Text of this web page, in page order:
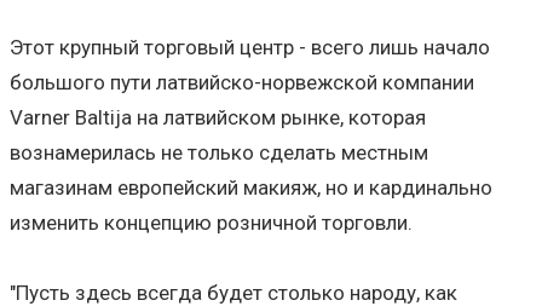
Этот крупный торговый центр - всего лишь начало
большого пути латвийско-норвежской компании
Varner Baltija на латвийском рынке, которая
вознамерилась не только сделать местным
магазинам европейский макияж, но и кардинально
изменить концепцию розничной торговли.
"Пусть здесь всегда будет столько народу, как